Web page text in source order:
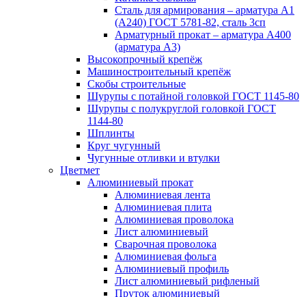
Сталь для армирования – арматура А1
(А240) ГОСТ 5781-82, сталь 3сп
Арматурный прокат – арматура А400
(арматура А3)
Высокопрочный крепёж
Машиностроительный крепёж
Скобы строительные
Шурупы с потайной головкой ГОСТ 1145-80
Шурупы с полукруглой головкой ГОСТ
1144-80
Шплинты
Круг чугунный
Чугунные отливки и втулки
Цветмет
Алюминиевый прокат
Алюминиевая лента
Алюминиевая плита
Алюминиевая проволока
Лист алюминиевый
Сварочная проволока
Алюминиевая фольга
Алюминиевый профиль
Лист алюминиевый рифленый
Пруток алюминиевый